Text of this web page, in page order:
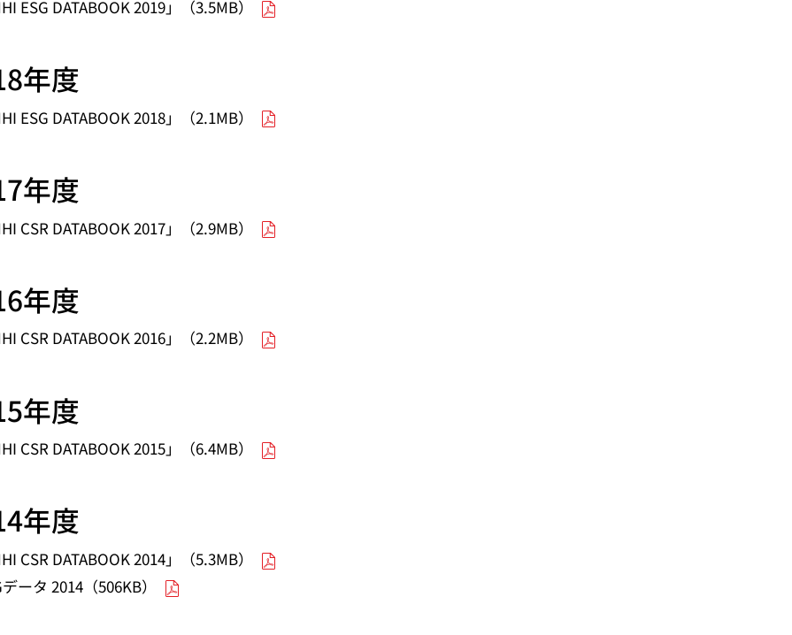
ESG DATABOOK 2019」（3.5MB）
年度
ESG DATABOOK 2018」（2.1MB）
年度
CSR DATABOOK 2017」（2.9MB）
年度
CSR DATABOOK 2016」（2.2MB）
年度
CSR DATABOOK 2015」（6.4MB）
年度
CSR DATABOOK 2014」（5.3MB）
ータ 2014（506KB）